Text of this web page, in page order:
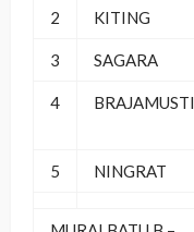
2 KITING
3 SAGARA
4 BRAJAMUSTI
5 NINGRAT